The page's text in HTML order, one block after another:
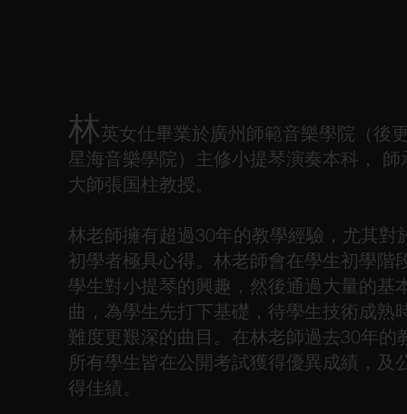
林英女仕畢業於廣州師範音樂學院（後
星海音樂學院）主修小提琴演奏本科， 師
大師張国柱教授。
林老師擁有超過30年的教學經驗，尤其對
初學者極具心得。林老師會在學生初學階
學生對小提琴的興趣，然後通過大量的基
曲，為學生先打下基礎，待學生技術成熟
難度更艱深的曲目。在林老師過去30年的
所有學生皆在公開考試獲得優異成績，及
得佳績。